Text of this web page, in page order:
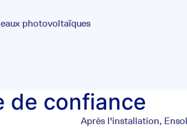
photovoltaïques
de confiance
Après l'installation,